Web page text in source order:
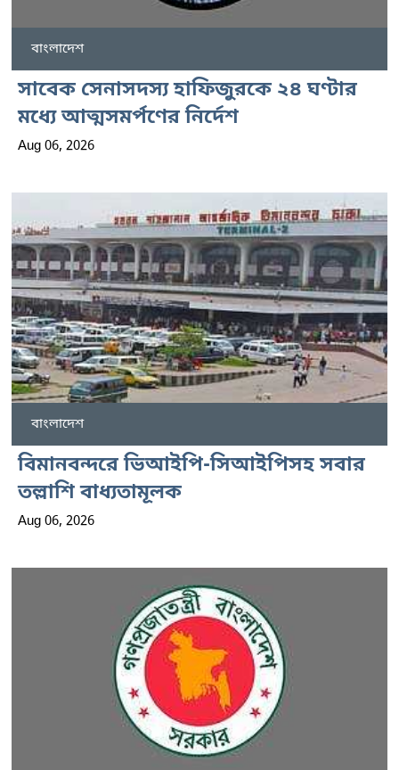
বাংলাদেশ
সাবেক সেনাসদস্য হাফিজুরকে ২৪ ঘণ্টার
মধ্যে আত্মসমর্পণের নির্দেশ
Aug 06, 2026
বাংলাদেশ
বিমানবন্দরে ভিআইপি-সিআইপিসহ সবার
তল্লাশি বাধ্যতামূলক
Aug 06, 2026